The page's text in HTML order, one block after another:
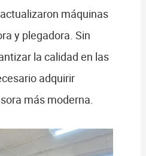
máquinas
y plegadora. Sin
la calidad en las
adquirir
más moderna.